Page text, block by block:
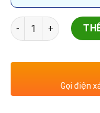
ROUTER WIFI
Gọi điện